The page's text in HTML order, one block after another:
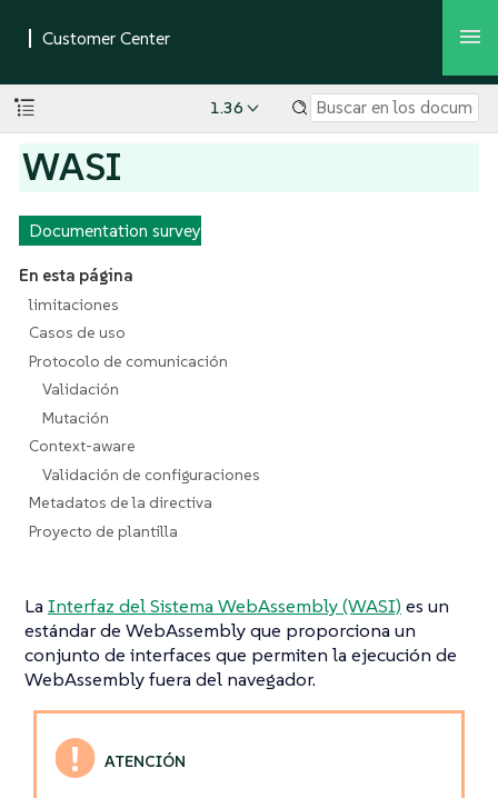
1.36
WASI
Documentation survey
En esta página
limitaciones
Casos de uso
Protocolo de comunicación
Validación
Mutación
Context-aware
Validación de configuraciones
Metadatos de la directiva
Proyecto de plantilla
La Interfaz del Sistema WebAssembly (WASI) es un
estándar de WebAssembly que proporciona un
conjunto de interfaces que permiten la ejecución de
WebAssembly fuera del navegador.